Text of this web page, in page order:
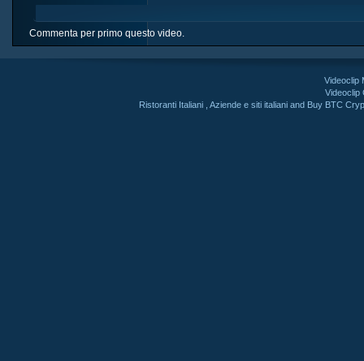
Commenta per primo questo video.
Videoclip
Videoclip
Ristoranti Italiani ,Aziende e siti italiani and Buy BTC